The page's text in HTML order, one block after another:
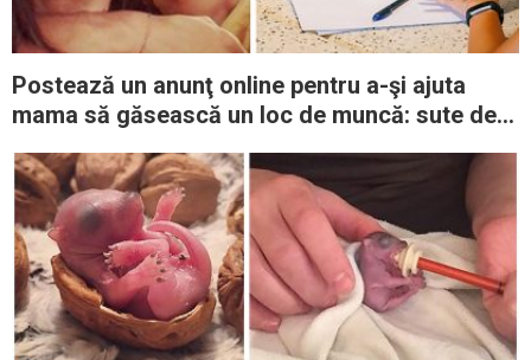
Postează un anunţ online pentru a-şi ajuta
mama să găsească un loc de muncă: sute de